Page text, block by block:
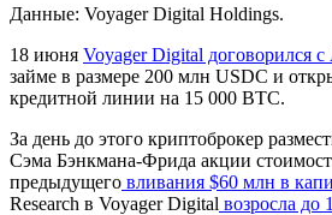
Данные: Voyager Digital Holdings.
18 июня Voyager Digital договорился с
займе в размере 200 млн USDC и
кредитной линии на 15 000 BTC.
За день до этого криптоброкер
Сэма Бэнкмана-Фрида акции
предыдущего вливания $60 млн в
Research в Voyager Digital возросла до